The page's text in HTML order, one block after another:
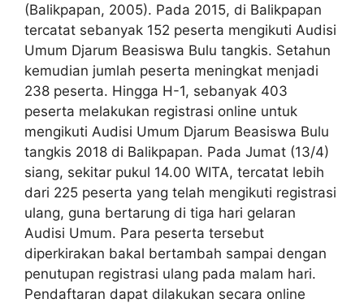
(Balikpapan, 2005). Pada 2015, di Balikpapan
tercatat sebanyak 152 peserta mengikuti Audisi
Umum Djarum Beasiswa Bulu tangkis. Setahun
kemudian jumlah peserta meningkat menjadi
238 peserta. Hingga H-1, sebanyak 403
peserta melakukan registrasi online untuk
mengikuti Audisi Umum Djarum Beasiswa Bulu
tangkis 2018 di Balikpapan. Pada Jumat (13/4)
siang, sekitar pukul 14.00 WITA, tercatat lebih
dari 225 peserta yang telah mengikuti registrasi
ulang, guna bertarung di tiga hari gelaran
Audisi Umum. Para peserta tersebut
diperkirakan bakal bertambah sampai dengan
penutupan registrasi ulang pada malam hari.
Pendaftaran dapat dilakukan secara online